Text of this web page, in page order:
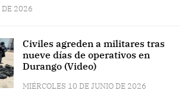
DE 2026
Civiles agreden a militares tras
nueve días de operativos en
Durango (Video)
MIÉRCOLES 10 DE JUNIO DE 2026